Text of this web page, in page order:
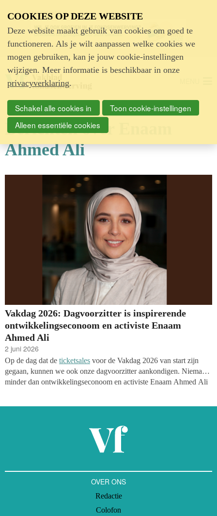
Advertentie
Berichten over Enaam
Ahmed Ali
Vakdag 2026: Dagvoorzitter is inspirerende
ontwikkelingseconoom en activiste Enaam
Ahmed Ali
2 juni 2026
Op de dag dat de ticketsales voor de Vakdag 2026 van start zijn
gegaan, kunnen we ook onze dagvoorzitter aankondigen. Niemand
minder dan ontwikkelingseconoom en activiste Enaam Ahmed Ali
OVER ONS
Redactie
Colofon
COOKIES OP DEZE WEBSITE
Deze website maakt gebruik van cookies om goed te
functioneren. Als je wilt aanpassen welke cookies we
mogen gebruiken, kan je jouw cookie-instellingen
wijzigen. Meer informatie is beschikbaar in onze
privacyverklaring.
Schakel alle cookies in
Toon cookie-instellingen
Alleen essentiële cookies